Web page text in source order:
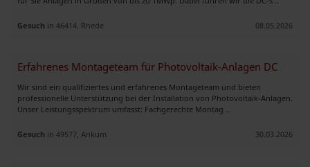
Gesuch in 46414, Rhede 08.05.2026
Erfahrenes Montageteam für Photovoltaik-Anlagen DC
Wir sind ein qualifiziertes und erfahrenes Montageteam und bieten
professionelle Unterstützung bei der Installation von Photovoltaik-Anlagen.
Unser Leistungsspektrum umfasst: Fachgerechte Montag ..
Gesuch in 49577, Ankum 30.03.2026